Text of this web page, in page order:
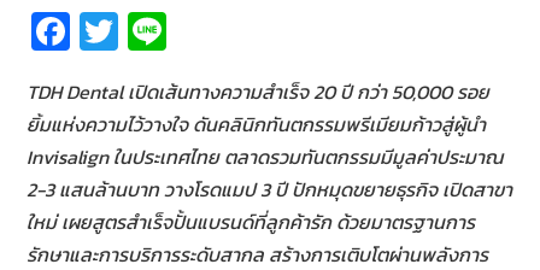
Fa
ce
b
o
o
k
T
wi
tt
er
n
e
TDH Dental เปิดเส้นทางความสำเร็จ20ปี กว่า50,000รอย
ยิ้มแห่งความไว้วางใจ ดันคลินิกทันตกรรมพรีเมียมก้าวสู่ผู้นำ
Invisalign ในประเทศไทย ตลาดรวมทันตกรรมมีมูลค่าประมาณ
2-3แสนล้านบาท วางโรดแมป3ปี ปักหมุดขยายธุรกิจ เปิดสาขา
ใหม่ เผยสูตรสำเร็จปั้นแบรนด์ที่ลูกค้ารัก ด้วยมาตรฐานการ
รักษาและการบริการระดับสากล สร้างการเติบโตผ่านพลังการ